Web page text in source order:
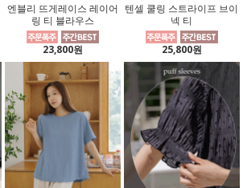
엔블리 뜨게레이스 레이어
링 티 블라우스
23,800원
텐셀 쿨링 스트라이프 브이
넥 티
25,800원